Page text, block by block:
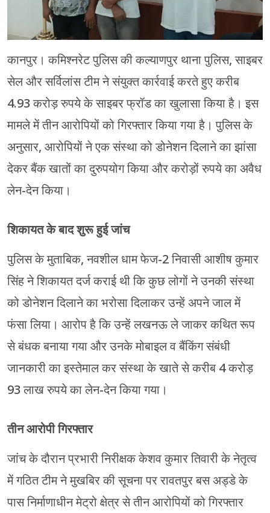
कानपुर। कमिश्नरेट पुलिस की कल्याणपुर थाना पुलिस, साइबर
सेल और सर्विलांस टीम ने संयुक्त कार्रवाई करते हुए करीब
4.93 करोड़ रुपये के साइबर फ्रॉड का खुलासा किया है। इस
मामले में तीन आरोपियों को गिरफ्तार किया गया है। पुलिस के
अनुसार, आरोपियों ने एक संस्था को डोनेशन दिलाने का झांसा
देकर बैंक खातों का दुरुपयोग किया और करोड़ों रुपये का अवैध
लेन-देन किया।
शिकायत के बाद शुरू हुई जांच
पुलिस के मुताबिक, नवशील धाम फेज-2 निवासी आशीष कुमार
सिंह ने शिकायत दर्ज कराई थी कि कुछ लोगों ने उनकी संस्था
को डोनेशन दिलाने का भरोसा दिलाकर उन्हें अपने जाल में
फंसा लिया। आरोप है कि उन्हें लखनऊ ले जाकर कथित रूप
से बंधक बनाया गया और उनके मोबाइल व बैंकिंग संबंधी
जानकारी का इस्तेमाल कर संस्था के खाते से करीब 4 करोड़
93 लाख रुपये का लेन-देन किया गया।
तीन आरोपी गिरफ्तार
जांच के दौरान प्रभारी निरीक्षक केशव कुमार तिवारी के नेतृत्व
में गठित टीम ने मुखबिर की सूचना पर रावतपुर बस अड्डे के
पास निर्माणाधीन मेट्रो क्षेत्र से तीन आरोपियों को गिरफ्तार